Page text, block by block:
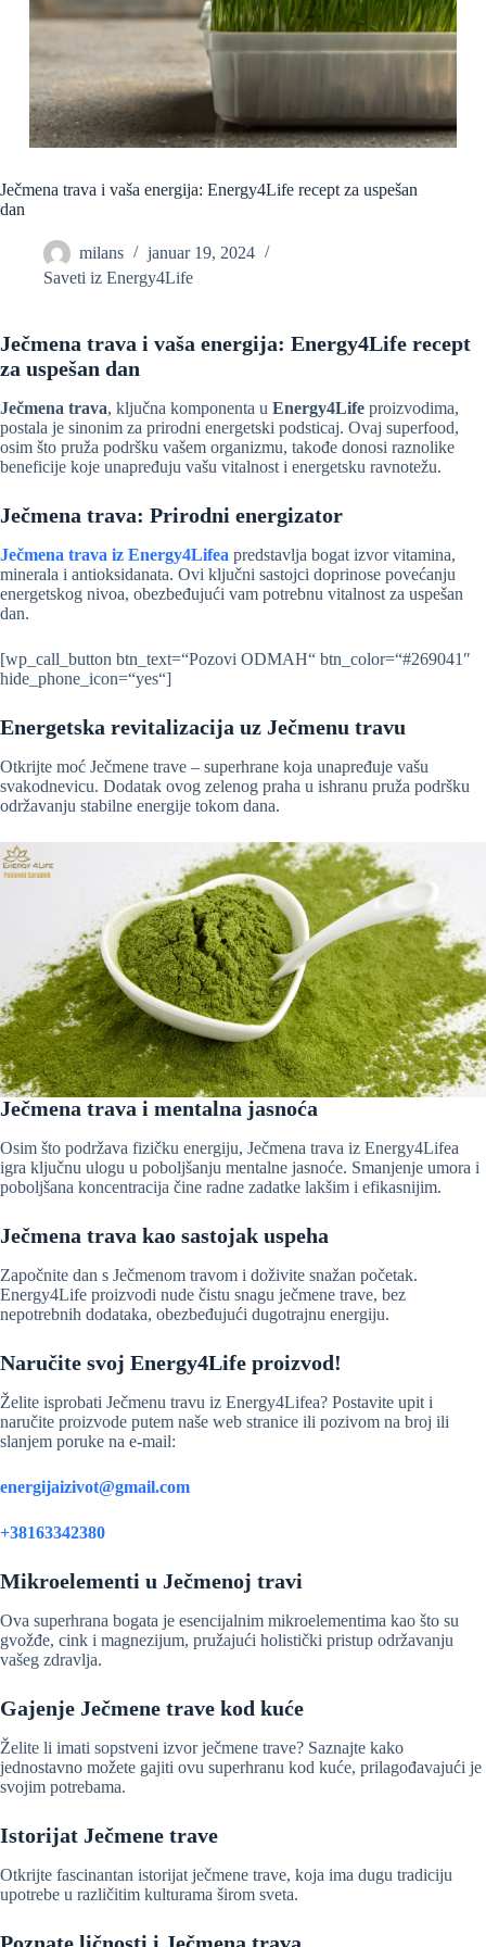
Ječmena trava i vaša energija: Energy4Life recept za uspešan
dan
milans
januar 19, 2024
Saveti iz Energy4Life
Ječmena trava i vaša energija: Energy4Life recept
za uspešan dan
Ječmena trava, ključna komponenta u Energy4Life proizvodima,
postala je sinonim za prirodni energetski podsticaj. Ovaj superfood,
osim što pruža podršku vašem organizmu, takođe donosi raznolike
beneficije koje unapređuju vašu vitalnost i energetsku ravnotežu.
Ječmena trava: Prirodni energizator
Ječmena trava iz Energy4Lifea predstavlja bogat izvor vitamina,
minerala i antioksidanata. Ovi ključni sastojci doprinose povećanju
energetskog nivoa, obezbeđujući vam potrebnu vitalnost za uspešan
dan.
[wp_call_button btn_text=“Pozovi ODMAH“ btn_color=“#269041″
hide_phone_icon=“yes“]
Energetska revitalizacija uz Ječmenu travu
Otkrijte moć Ječmene trave – superhrane koja unapređuje vašu
svakodnevicu. Dodatak ovog zelenog praha u ishranu pruža podršku
održavanju stabilne energije tokom dana.
Ječmena trava i mentalna jasnoća
Osim što podržava fizičku energiju, Ječmena trava iz Energy4Lifea
igra ključnu ulogu u poboljšanju mentalne jasnoće. Smanjenje umora i
poboljšana koncentracija čine radne zadatke lakšim i efikasnijim.
Ječmena trava kao sastojak uspeha
Započnite dan s Ječmenom travom i doživite snažan početak.
Energy4Life proizvodi nude čistu snagu ječmene trave, bez
nepotrebnih dodataka, obezbeđujući dugotrajnu energiju.
Naručite svoj Energy4Life proizvod!
Želite isprobati Ječmenu travu iz Energy4Lifea? Postavite upit i
naručite proizvode putem naše web stranice ili pozivom na broj ili
slanjem poruke na e-mail:
energijaizivot@gmail.com
+38163342380
Mikroelementi u Ječmenoj travi
Ova superhrana bogata je esencijalnim mikroelementima kao što su
gvožđe, cink i magnezijum, pružajući holistički pristup održavanju
vašeg zdravlja.
Gajenje Ječmene trave kod kuće
Želite li imati sopstveni izvor ječmene trave? Saznajte kako
jednostavno možete gajiti ovu superhranu kod kuće, prilagođavajući je
svojim potrebama.
Istorijat Ječmene trave
Otkrijte fascinantan istorijat ječmene trave, koja ima dugu tradiciju
upotrebe u različitim kulturama širom sveta.